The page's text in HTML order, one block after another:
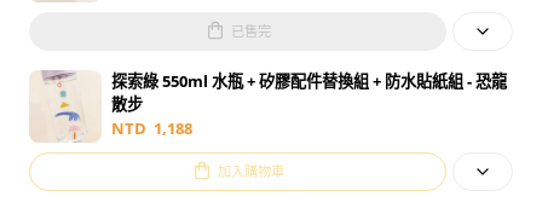
已售完
探索綠 550ml 水瓶 + 矽膠配件替換組 + 防水貼紙組 - 恐龍
散步
NTD 1,188
加入購物車